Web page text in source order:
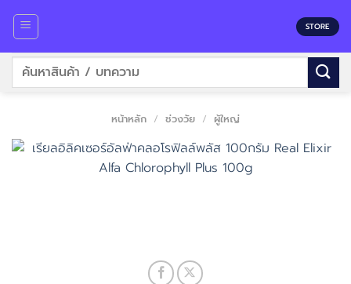
content
STORE
ค้นหา:
หน้าหลัก / ช่วงวัย / ผู้ใหญ่